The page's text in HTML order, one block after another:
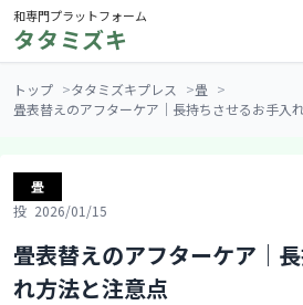
和専門プラットフォーム
タタミズキ
トップ タタミズキプレス
畳
畳表替えのアフターケア｜長持ちさせるお手入
畳
2026/01/15
畳表替えのアフターケア｜
れ方法と注意点